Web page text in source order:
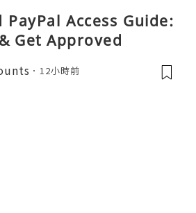
Access Guide:
Get Approved
12小時前